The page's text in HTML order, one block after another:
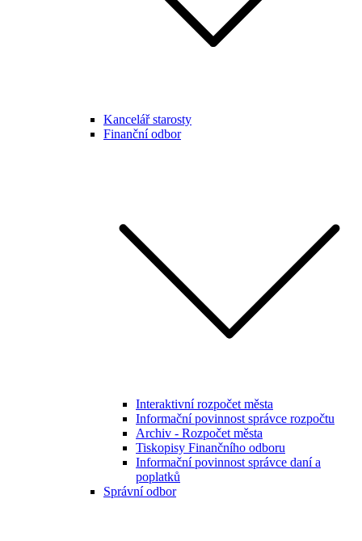
Kancelář starosty
Finanční odbor
Interaktivní rozpočet města
Informační povinnost správce rozpočtu
Archiv - Rozpočet města
Tiskopisy Finančního odboru
Informační povinnost správce daní a
poplatků
Správní odbor